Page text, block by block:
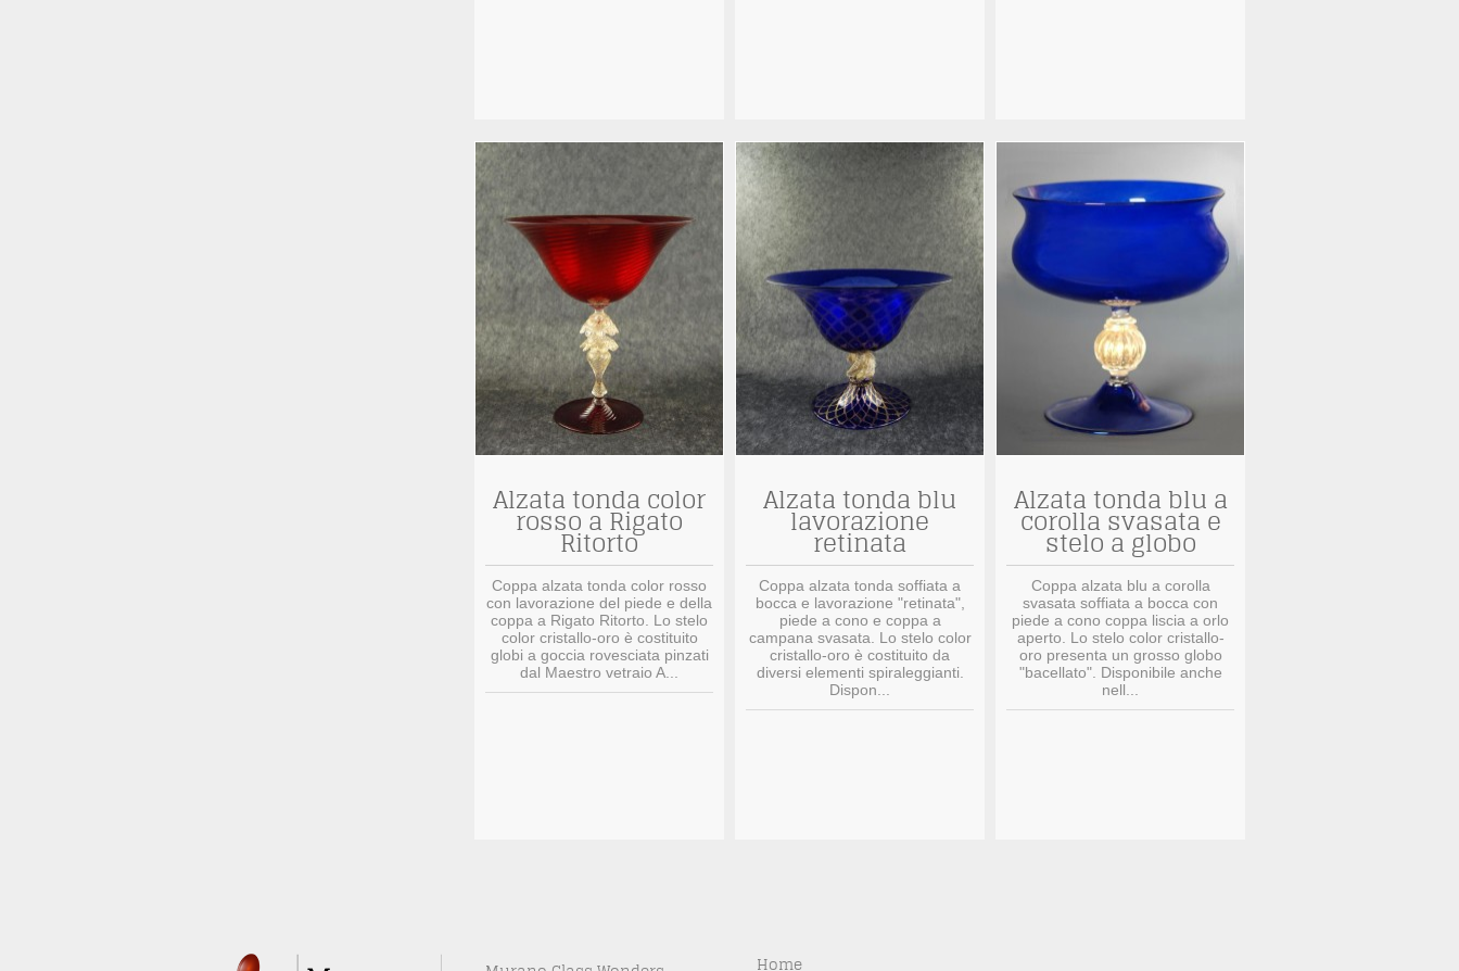
Alzata tonda color
rosso a Rigato
Ritorto
Coppa alzata tonda color rosso
con lavorazione del piede e della
coppa a Rigato Ritorto. Lo stelo
color cristallo-oro è costituito
globi a goccia rovesciata pinzati
dal Maestro vetraio A...
Alzata tonda blu
lavorazione
retinata
Coppa alzata tonda soffiata a
bocca e lavorazione "retinata",
piede a cono e coppa a
campana svasata. Lo stelo color
cristallo-oro è costituito da
diversi elementi spiraleggianti.
Dispon...
Alzata tonda blu a
corolla svasata e
stelo a globo
Coppa alzata blu a corolla
svasata soffiata a bocca con
piede a cono coppa liscia a orlo
aperto. Lo stelo color cristallo-
oro presenta un grosso globo
"bacellato". Disponibile anche
nell...
Home